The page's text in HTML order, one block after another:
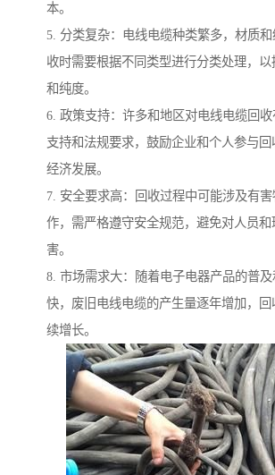
本。
5. 分类复杂：电线电缆种类繁多，材质和
收时需要根据不同类型进行分类处理，
和纯度。
6. 政策支持：许多和地区对电线电缆回
支持和法规要求，鼓励企业和个人参与
经济发展。
7. 安全要求高：回收过程中可能涉及有
作，需严格遵守安全规范，避免对人员和
害。
8. 市场需求大：随着电子电器产品的普及
快，废旧电线电缆的产生量逐年增加，
续增长。